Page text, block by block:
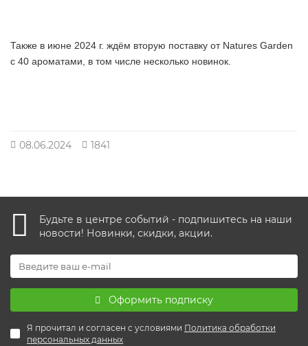
Также в июне 2024 г. ждём вторую поставку от Natures Garden
с 40 ароматами, в том числе несколько новинок.
08.06.2024 1841
Будьте в центре событий - подпишитесь на наши
новости! Новинки, скидки, акции.
Оформить подписку
Я прочитал и согласен с условиями Политика обработки
персональных данных